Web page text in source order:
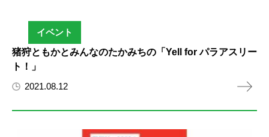
イベント
猪狩ともかとみんなのたかみちの「Yell for パラアスリー
ト！」
2021.08.12